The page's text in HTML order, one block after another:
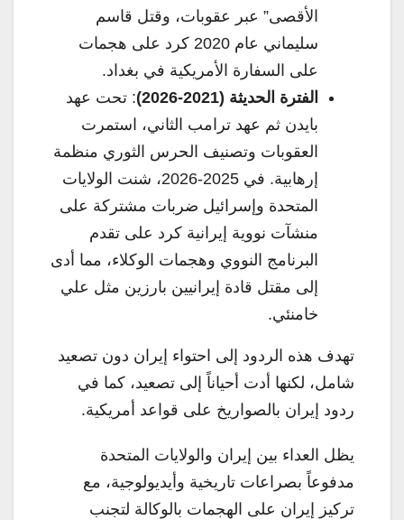
الأقصى” عبر عقوبات، وقتل قاسم
سليماني عام 2020 كرد على هجمات
على السفارة الأمريكية في بغداد.
الفترة الحديثة (2021-2026)
: تحت عهد
بايدن ثم عهد ترامب الثاني، استمرت
العقوبات وتصنيف الحرس الثوري منظمة
إرهابية. في 2025-2026، شنت الولايات
المتحدة وإسرائيل ضربات مشتركة على
منشآت نووية إيرانية كرد على تقدم
البرنامج النووي وهجمات الوكلاء، مما أدى
إلى مقتل قادة إيرانيين بارزين مثل علي
خامنئي.
تهدف هذه الردود إلى احتواء إيران دون تصعيد
شامل، لكنها أدت أحياناً إلى تصعيد، كما في
ردود إيران بالصواريخ على قواعد أمريكية.
يظل العداء بين إيران والولايات المتحدة
مدفوعاً بصراعات تاريخية وأيديولوجية، مع
تركيز إيران على الهجمات بالوكالة لتجنب